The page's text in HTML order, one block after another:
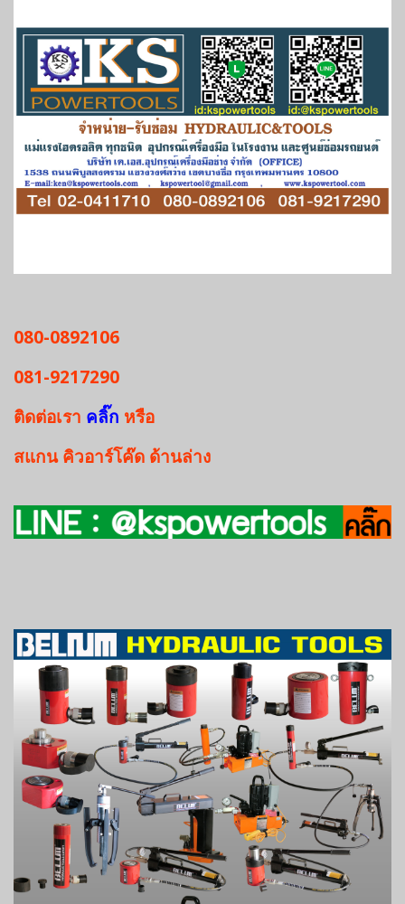
080-0892106
081-9217290
ติดต่อเรา คลิ๊ก หรือ
สแกนคิวอาร์โค๊ด ด้านล่าง